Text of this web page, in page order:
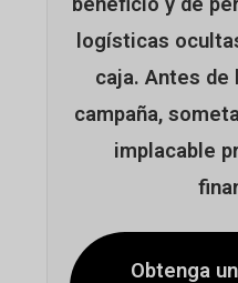
logísticas
caja. Antes de
campaña,
implacable
Obtenga